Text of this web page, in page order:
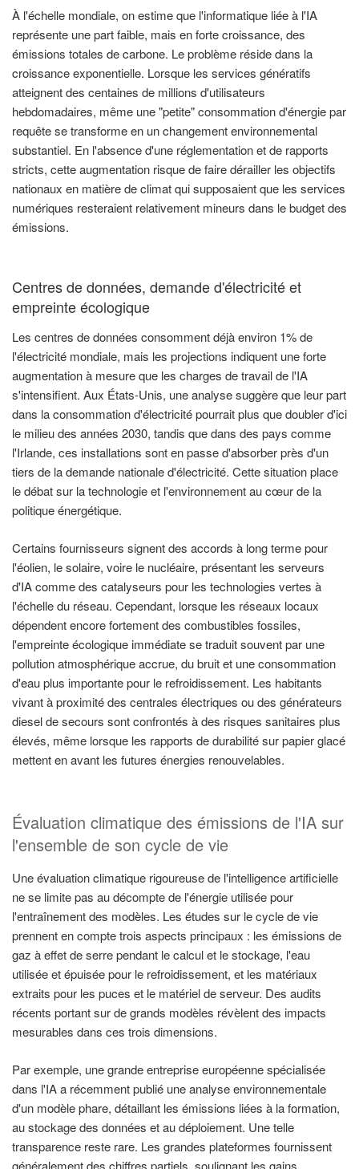
À l'échelle mondiale, on estime que l'informatique liée à l'IA
représente une part faible, mais en forte croissance, des
émissions totales de carbone. Le problème réside dans la
croissance exponentielle. Lorsque les services génératifs
atteignent des centaines de millions d'utilisateurs
hebdomadaires, même une "petite" consommation d'énergie par
requête se transforme en un changement environnemental
substantiel. En l'absence d'une réglementation et de rapports
stricts, cette augmentation risque de faire dérailler les objectifs
nationaux en matière de climat qui supposaient que les services
numériques resteraient relativement mineurs dans le budget des
émissions.
Centres de données, demande d'électricité et
empreinte écologique
Les centres de données consomment déjà environ 1% de
l'électricité mondiale, mais les projections indiquent une forte
augmentation à mesure que les charges de travail de l'IA
s'intensifient. Aux États-Unis, une analyse suggère que leur part
dans la consommation d'électricité pourrait plus que doubler d'ici
le milieu des années 2030, tandis que dans des pays comme
l'Irlande, ces installations sont en passe d'absorber près d'un
tiers de la demande nationale d'électricité. Cette situation place
le débat sur la technologie et l'environnement au cœur de la
politique énergétique.
Certains fournisseurs signent des accords à long terme pour
l'éolien, le solaire, voire le nucléaire, présentant les serveurs
d'IA comme des catalyseurs pour les technologies vertes à
l'échelle du réseau. Cependant, lorsque les réseaux locaux
dépendent encore fortement des combustibles fossiles,
l'empreinte écologique immédiate se traduit souvent par une
pollution atmosphérique accrue, du bruit et une consommation
d'eau plus importante pour le refroidissement. Les habitants
vivant à proximité des centrales électriques ou des générateurs
diesel de secours sont confrontés à des risques sanitaires plus
élevés, même lorsque les rapports de durabilité sur papier glacé
mettent en avant les futures énergies renouvelables.
Évaluation climatique des émissions de l'IA sur
l'ensemble de son cycle de vie
Une évaluation climatique rigoureuse de l'intelligence artificielle
ne se limite pas au décompte de l'énergie utilisée pour
l'entraînement des modèles. Les études sur le cycle de vie
prennent en compte trois aspects principaux : les émissions de
gaz à effet de serre pendant le calcul et le stockage, l'eau
utilisée et épuisée pour le refroidissement, et les matériaux
extraits pour les puces et le matériel de serveur. Des audits
récents portant sur de grands modèles révèlent des impacts
mesurables dans ces trois dimensions.
Par exemple, une grande entreprise européenne spécialisée
dans l'IA a récemment publié une analyse environnementale
d'un modèle phare, détaillant les émissions liées à la formation,
au stockage des données et au déploiement. Une telle
transparence reste rare. Les grandes plateformes fournissent
généralement des chiffres partiels, soulignant les gains